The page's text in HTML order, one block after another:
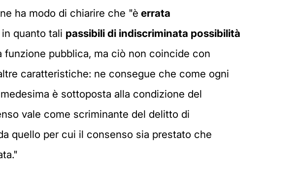
ha modo di chiarire che "è errata
in quanto tali passibili di indiscriminata possibilità
funzione pubblica, ma ciò non coincide con
caratteristiche: ne consegue che come ogni
è sottoposta alla condizione del
vale come scriminante del delitto di
quello per cui il consenso sia prestato che